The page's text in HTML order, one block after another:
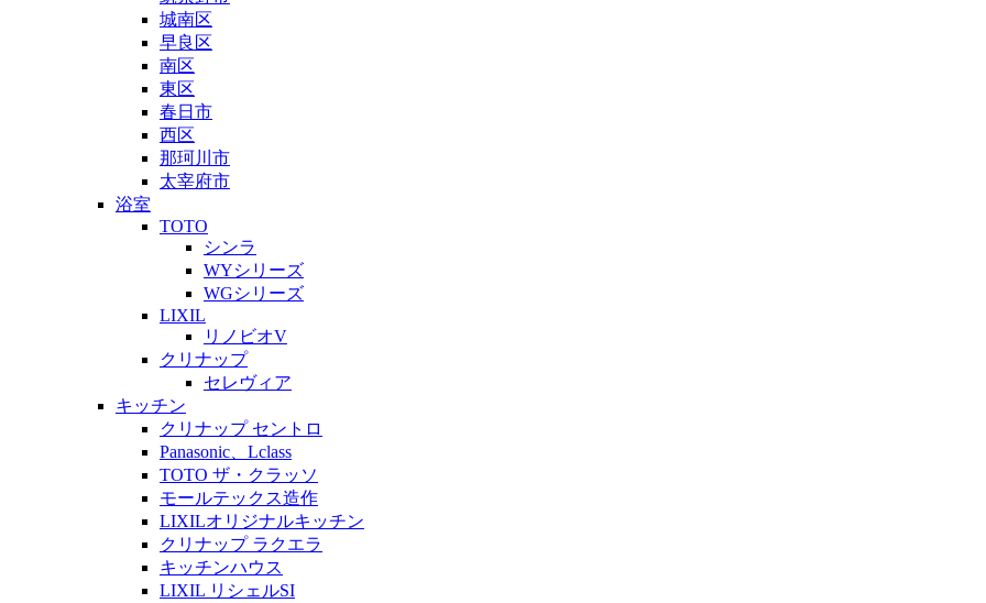
城南区
早良区
南区
東区
春日市
西区
那珂川市
太宰府市
浴室
TOTO
シンラ
WYシリーズ
WGシリーズ
LIXIL
リノビオV
クリナップ
セレヴィア
キッチン
クリナップ セントロ
Panasonic、Lclass
TOTO ザ・クラッソ
モールテックス造作
LIXILオリジナルキッチン
クリナップ ラクエラ
キッチンハウス
LIXIL リシェルSI